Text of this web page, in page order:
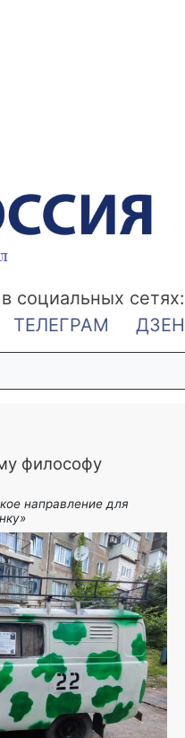
социальных сетях:
ТЕЛЕГРАМ ДЗЕН
философу
направление для